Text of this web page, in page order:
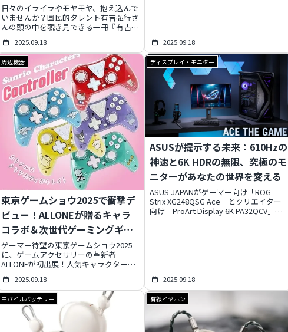
日々のイライラやモヤモヤ、抱え込んで
いませんか？国民的タレント有吉弘行さ
んの頭の中を覗き見できる一冊『有吉メ
モ』が10月15日に登場します。ただの
メモ集ではないこの本は、有吉さんのシ
ニカルな視点とユーモアを通して、スト
レスを笑いに変えるヒントを与えてくれ
ます。さらに、読者自身も書き込めるオ
リジナルメモ帳として、あなただけの
「心の落書き帳」を育むことができる画
期的な一冊。限定特典情報も交え、その
魅力に迫ります！
2025.09.18
利用したりすることで、後悔しない賢い
選択が可能です。あなたのライフスタイ
ルを、もっと自由に、もっと豊かにアッ
プデートしましょう。
2025.09.18
周辺機器
東京ゲームショウ2025で衝撃デ
ビュー！ALLONEが贈るキャラ
コラボ＆次世代ゲーミングギア
の全貌
ゲーマー待望の東京ゲームショウ2025
に、ゲームアクセサリーの革新者
ALLONEが初出展！人気キャラクターと
の夢のコラボゲーミングギアや、クラウ
ドファンディングで話題を呼んだ次世代
ゲーミングイヤホンなど、見逃せないア
イテムが満載。ゲームライフを格上げす
るALLONEの挑戦をいち早くチェックし
ましょう！
2025.09.18
ディスプレイ・モニター
ASUSが提示する未来：610Hzの
神速と6K HDRの無限、究極のモ
ニターがあなたの世界を変える
ASUS JAPANがゲーマー向け「ROG
Strix XG248QSG Ace」とクリエイター
向け「ProArt Display 6K PA32QCV」を
す。2025.09.18
モバイルバッテリー 有線イヤホン